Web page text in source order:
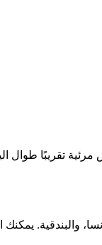
تقريبًا طوال
يمكنك